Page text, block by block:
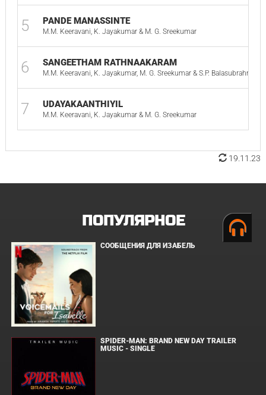
5 PANDE MANASSINTE
M.M. Keeravani, K. Jayakumar & M. G. Sreekumar
6 SANGEETHAM RATHNAAKARAM
M.M. Keeravani, K. Jayakumar, M. G. Sreekumar & S.P.
7 UDAYAKAANTHIYIL
M.M. Keeravani, K. Jayakumar & M. G. Sreekumar
19.11.23
ПОПУЛЯРНОЕ
СООБЩЕНИЯ ДЛЯ ИЗАБЕЛЬ
SPIDER-MAN: BRAND NEW DAY TRAILER
MUSIC - SINGLE